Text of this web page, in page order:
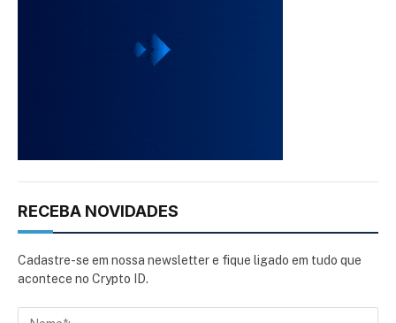
RECEBA NOVIDADES
Cadastre-se em nossa newsletter e fique ligado em tudo que
acontece no Crypto ID.